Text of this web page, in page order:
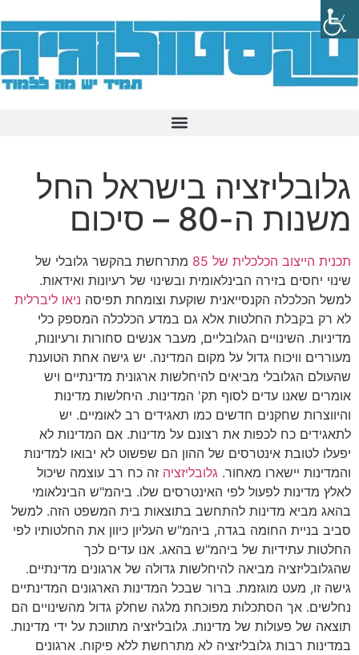
גלובליזציה בישראל החל
משנות ה-80 – סיכום
תכנית הייצוב הכלכלית של 85
מתרחשת בהקשר גלובלי של
שינוי יחסים בזירה הבינלאומית ובשינוי של רעיונות ואידאות.
למשל הכלכלה הקנסייאנית שוקעת וצומחת תפיסה ניאו ליברלית
לא רק בקבלת החלטות אלא גם במדע הכלכלה המספק כלי
מדיניות. השינויים הגלובליים, מעבר אנשים סחורות ורעיונות,
מעוררים וויכוח גדול על מקום המדינה. יש גישה אחת הטוענת
שהעולם הגלובלי מביאים להיחלשות ארגונית מדינתיים ויש
אומרים שאנו עדים לסוף תק' המדינות. היחלשות מדינות
והיווצרות שחקנים חדשים כמו תאגידים רב לאומיים. יש
לתאגידים כח לכפות את רצונם על מדינות. אם המדינות לא
יפעלו לטובת אינטרסים של ההון הם שפשוט לא יבואו למדינות
והמדינות יישארו מאחור. גלובליזציה זה כח רב עוצמה שיכול
לאלץ מדינות לפעול לפי האינטרסים שלו. ביהמ"ש הבינלאומי
בהאג מביא מדינות להתחשב בתוצאות בית המשפט הזה. למשל
סביב בניית החומה בגדה, ביהמ"ש העליון כיוון את החלטותיו לפי
החלטות עתידיות של ביהמ"ש בהאג. אנו עדים לכך
שהגלובליזציה מביאה להיחלשות גדולה של ארגונים מדינתיים.
גישה זו, מעט מוגזמת. ברור שבכל המדינות הארגונים המדינתיים
נחלשים. אך הסתכלות מפוכחת מלגה שחלק גדול מהשינויים הם
תוצאה של פעולות של מדינות. גלובליזציה מתווכת על ידי מדינות.
במדינות רבות גלובליזציה לא מתרחשת ללא פיקוח. ארגונים